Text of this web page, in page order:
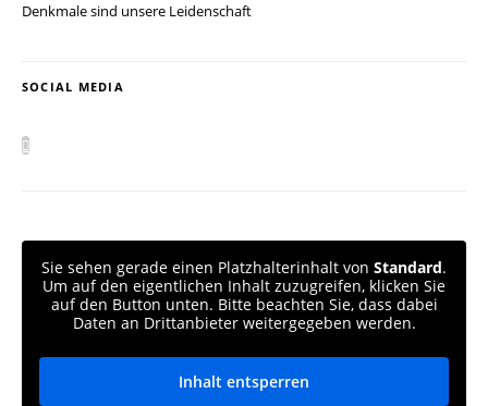
Denkmale sind unsere Leidenschaft
SOCIAL MEDIA
Sie sehen gerade einen Platzhalterinhalt von Standard.
Um auf den eigentlichen Inhalt zuzugreifen, klicken Sie
auf den Button unten. Bitte beachten Sie, dass dabei
Daten an Drittanbieter weitergegeben werden.
Inhalt entsperren